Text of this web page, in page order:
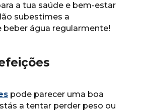
a tua saúde e bem-estar
subestimes a
beber água regularmente!
pode parecer uma boa
a tentar perder peso ou